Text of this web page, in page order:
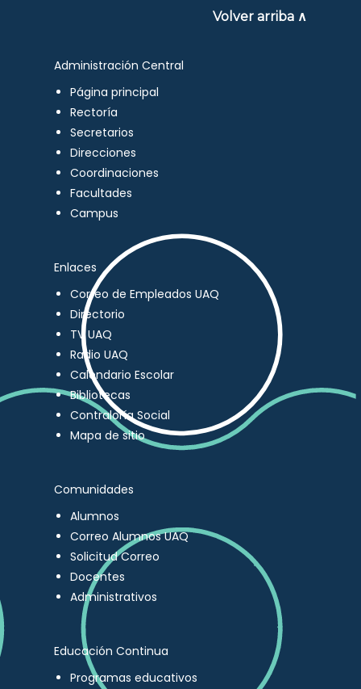
Volver arriba ∧
Administración Central
Página principal
Rectoría
Secretarios
Direcciones
Coordinaciones
Facultades
Campus
Enlaces
Correo de Empleados UAQ
Directorio
TV UAQ
Radio UAQ
Calendario Escolar
Bibliotecas
Contraloría Social
Mapa de sitio
Comunidades
Alumnos
Correo Alumnos UAQ
Solicitud Correo
Docentes
Administrativos
Educación Continua
Programas educativos